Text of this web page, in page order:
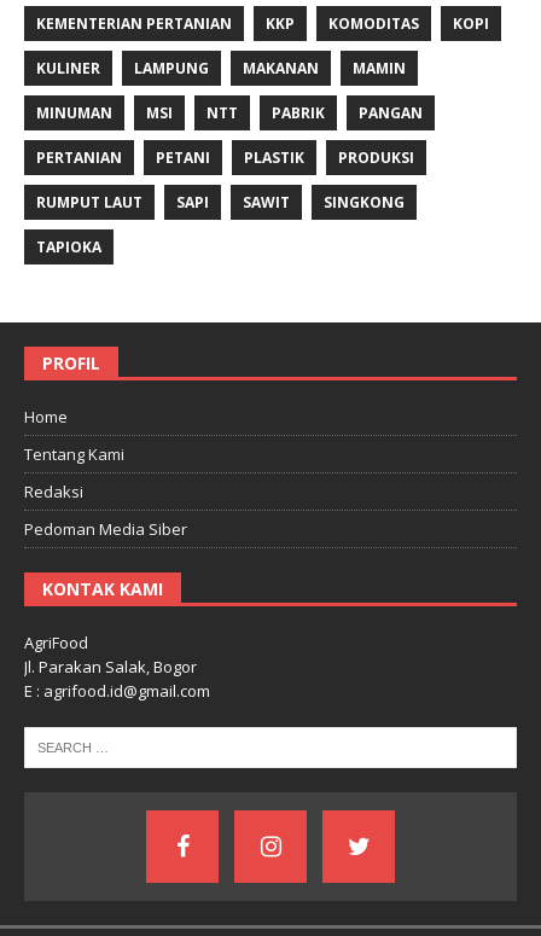
KEMENTERIAN PERTANIAN KKP KOMODITAS KOPI
KULINER LAMPUNG MAKANAN MAMIN
MINUMAN MSI NTT PABRIK PANGAN
PERTANIAN PETANI PLASTIK PRODUKSI
RUMPUT LAUT SAPI SAWIT SINGKONG
TAPIOKA
PROFIL
Home
Tentang Kami
Redaksi
Pedoman Media Siber
KONTAK KAMI
AgriFood
Jl. Parakan Salak, Bogor
E : agrifood.id@gmail.com